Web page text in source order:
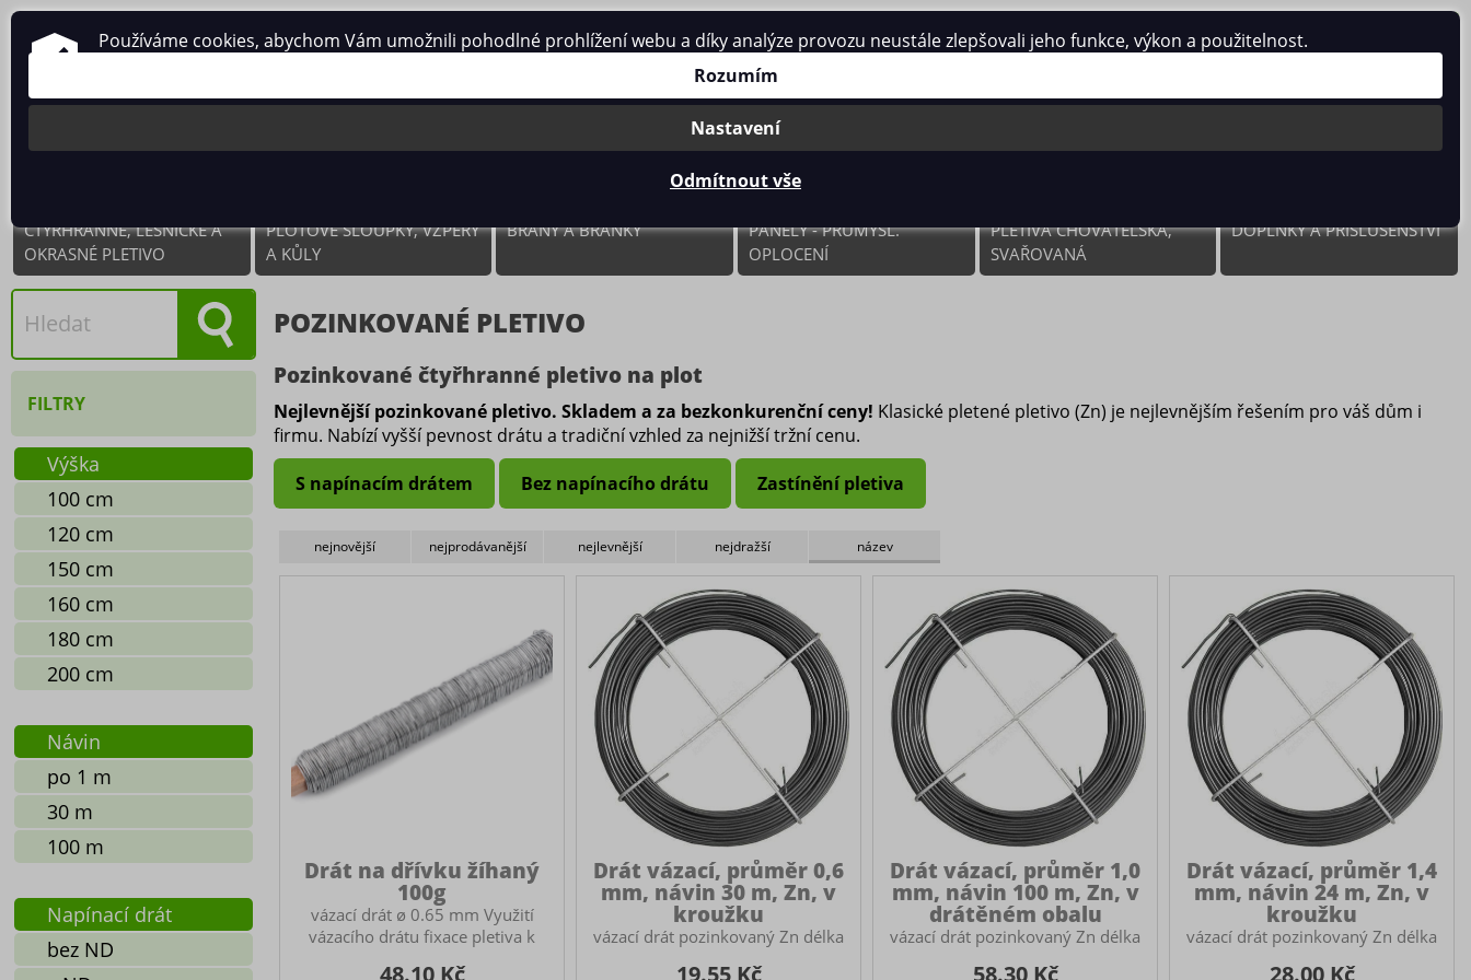
0 ks / 0.00 Kč
ČTYŘHRANNÉ, LESNICKÉ A
OKRASNÉ PLETIVO
PLOTOVÉ SLOUPKY, VZPĚRY
A KŮLY
BRÁNY A BRANKY
PANELY - PRŮMYSL.
OPLOCENÍ
PLETIVA CHOVATELSKÁ,
SVAŘOVANÁ
DOPLŇKY A PŘÍSLUŠENSTVÍ
FILTRY
Výška
100 cm
120 cm
150 cm
160 cm
180 cm
200 cm
Návin
po 1 m
30 m
100 m
Napínací drát
bez ND
POZINKOVANÉ PLETIVO
Pozinkované čtyřhranné pletivo na plot
Nejlevnější pozinkované pletivo. Skladem a za bezkonkurenční ceny! Klasické pletené pletivo (Zn) je nejlevnějším řešením pro váš dům i
firmu. Nabízí vyšší pevnost drátu a tradiční vzhled za nejnižší tržní cenu.
S napínacím drátem
Bez napínacího drátu Zastínění pletiva
nejnovější nejprodávanější nejlevnější nejdražší název
Drát na dřívku žíhaný
100g
vázací drát ø 0.65 mm Využití
vázacího drátu fixace pletiva k
48.10 Kč
Drát vázací, průměr 0,6
mm, návin 30 m, Zn, v
kroužku
vázací drát pozinkovaný Zn délka
19.55 Kč
Drát vázací, průměr 1,0
mm, návin 100 m, Zn, v
drátěném obalu
vázací drát pozinkovaný Zn délka
58.30 Kč
Drát vázací, průměr 1,4
mm, návin 24 m, Zn, v
kroužku
vázací drát pozinkovaný Zn délka
28.00 Kč
Používáme cookies, abychom Vám umožnili pohodlné prohlížení webu a díky analýze provozu neustále zlepšovali jeho funkce, výkon a použitelnost.
Rozumím
Nastavení
Odmítnout vše